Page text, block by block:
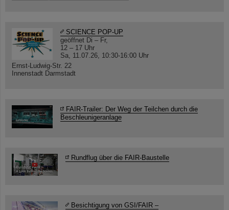
SCIENCE POP-UP
geöffnet Di – Fr,
12 – 17 Uhr
Sa, 11.07.26, 10:30-16:00 Uhr
Ernst-Ludwig-Str. 22
Innenstadt Darmstadt
FAIR-Trailer: Der Weg der Teilchen durch die
Beschleunigeranlage
Rundflug über die FAIR-Baustelle
Besichtigung von GSI/FAIR –